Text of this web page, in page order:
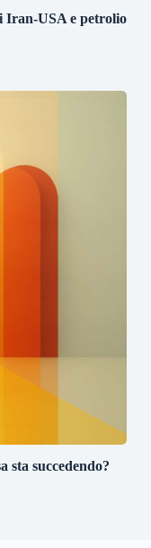
Iran-USA e petrolio
sta succedendo?